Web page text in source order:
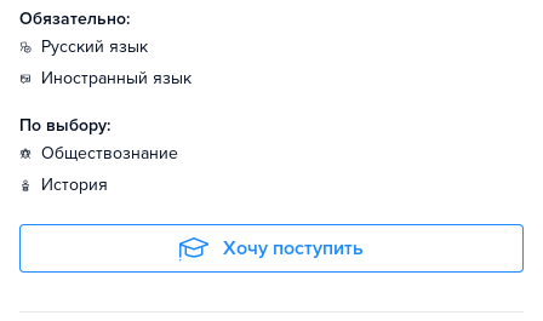
Обязательно:
русский язык
иностранный язык
По выбору:
обществознание
история
Хочу поступить